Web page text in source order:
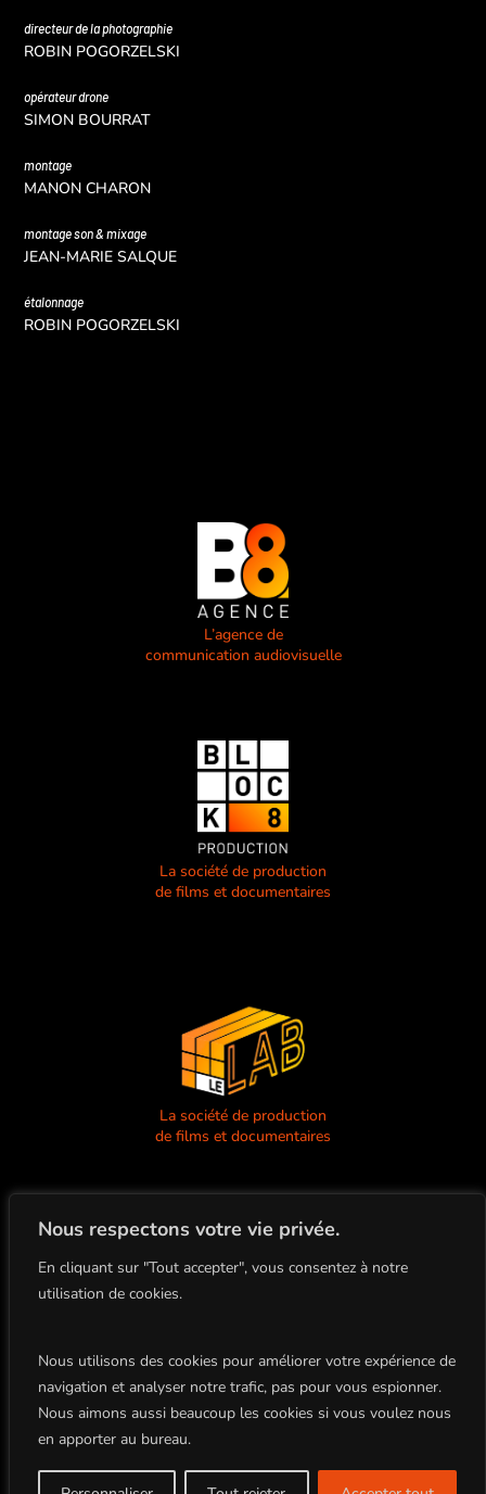
Nous respectons votre vie privée.
En cliquant sur "Tout accepter", vous consentez à notre
utilisation de cookies.
Nous utilisons des cookies pour améliorer votre expérience de
navigation et analyser notre trafic, pas pour vous espionner.
Nous aimons aussi beaucoup les cookies si vous voulez nous
en apporter au bureau.
directeur de la photographie
ROBIN POGORZELSKI
opérateur drone
SIMON BOURRAT
montage
MANON CHARON
montage son & mixage
JEAN-MARIE SALQUE
étalonnage
ROBIN POGORZELSKI
L’agence de
communication audiovisuelle
La société de production
de films et documentaires
La société de production
de films et documentaires
69001 Lyon, FRANCE